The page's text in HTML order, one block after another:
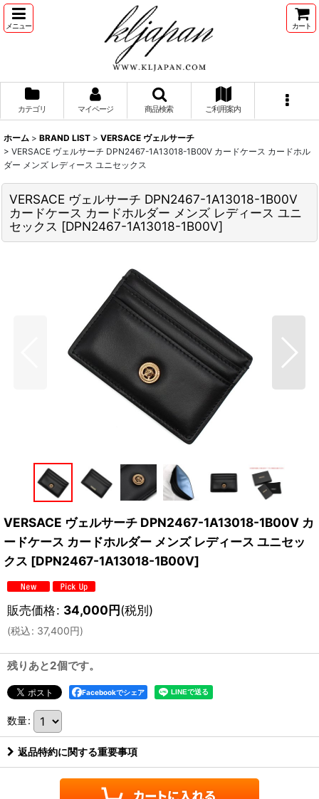
メニュー カート
カテゴリ マイページ 商品検索 ご利用案内
ホーム > BRAND LIST > VERSACE ヴェルサーチ
> VERSACE ヴェルサーチ DPN2467-1A13018-1B00V カードケース カードホル
ダー メンズ レディース ユニセックス
VERSACE ヴェルサーチ DPN2467-1A13018-1B00V
カードケース カードホルダー メンズ レディース ユニ
セックス [DPN2467-1A13018-1B00V]
VERSACE ヴェルサーチ DPN2467-1A13018-1B00V カ
ードケース カードホルダー メンズ レディース ユニセッ
クス [DPN2467-1A13018-1B00V]
販売価格: 34,000円(税別)
(税込: 37,400円)
残りあと2個です。
Facebookでシェア
数量:
返品特約に関する重要事項